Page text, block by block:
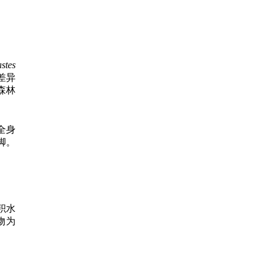
异
林
身
水
为